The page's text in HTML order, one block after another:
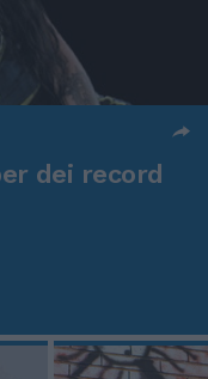
dei record